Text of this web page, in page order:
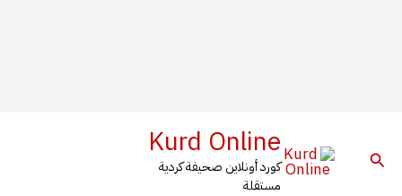
البحث Kurd Online
كورد أونلاين صحيفة كردية
مستقلة